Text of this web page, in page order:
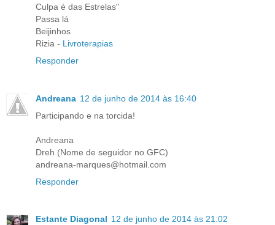
Culpa é das Estrelas"
Passa lá
Beijinhos
Rizia - Livroterapias
Responder
Andreana 12 de junho de 2014 às 16:40
Participando e na torcida!
Andreana
Dreh (Nome de seguidor no GFC)
andreana-marques@hotmail.com
Responder
Estante Diagonal 12 de junho de 2014 às 21:02